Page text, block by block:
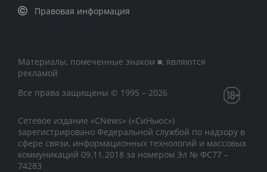
Правовая информация
Материалы, помеченные знаком ■, являются
рекламой
Все права защищены © 1995 – 2026
Сетевое издание «CNews» («СиНьюс»)
зарегистрировано Федеральной службой по надзору в
сфере связи, информационных технологий и массовых
коммуникаций 09.11.2018 за номером Эл № ФС77 –
74283